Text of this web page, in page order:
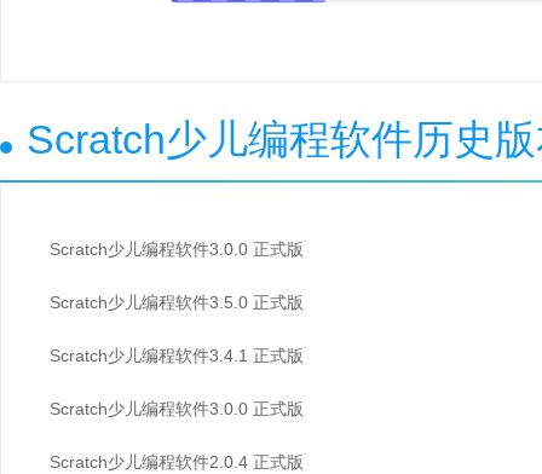
Scratch少儿编程软件历史
Scratch少儿编程软件3.0.0 正式版
Scratch少儿编程软件3.5.0 正式版
Scratch少儿编程软件3.4.1 正式版
Scratch少儿编程软件3.0.0 正式版
Scratch少儿编程软件2.0.4 正式版